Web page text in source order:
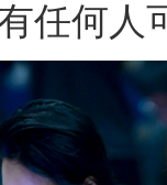
任何人